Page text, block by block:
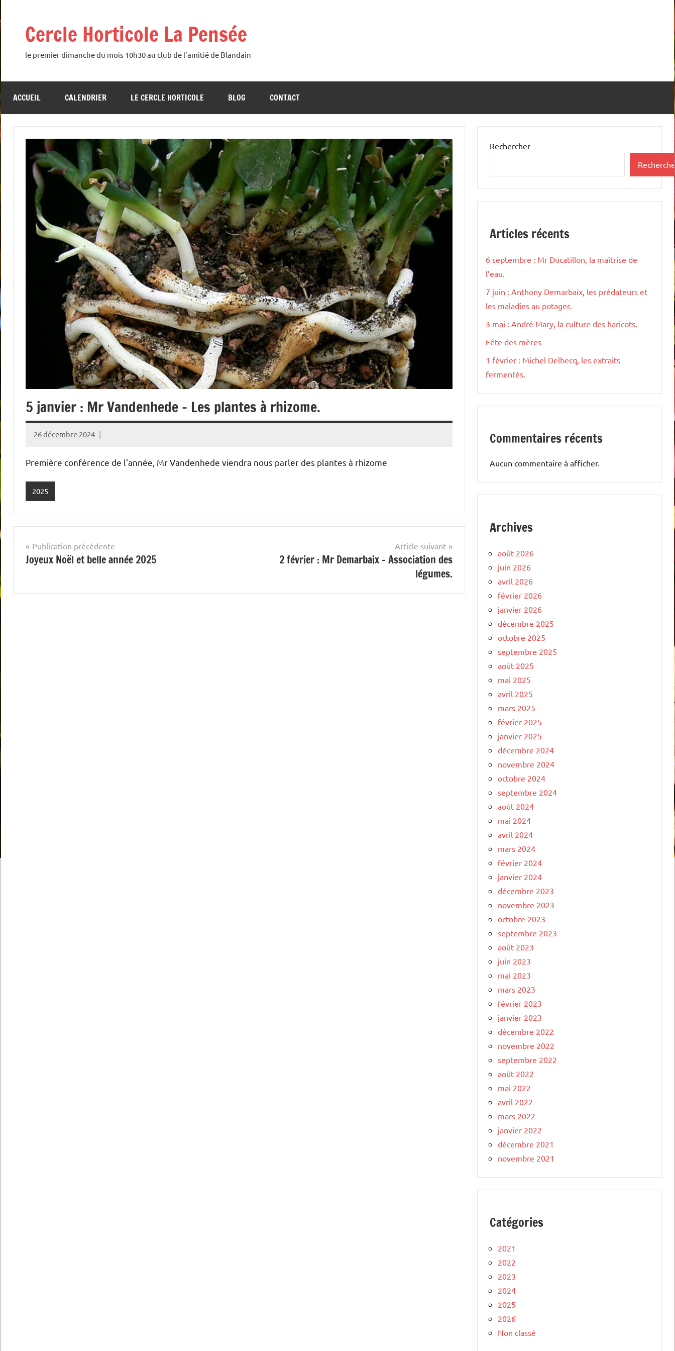
au
contenuCercle Horticole La Pensée
le premier dimanche du mois 10h30 au club de l'amitié de Blandain
ACCUEIL CALENDRIER LE CERCLE HORTICOLE BLOG CONTACT
5 janvier : Mr Vandenhede – Les plantes à rhizome.
26 décembre 2024
Alain
Première conférence de l’année, Mr Vandenhede viendra nous parler des plantes à rhizome
2025
Navigation
de
Publication précédente
Joyeux Noël et belle année 2025
Article suivant
2 février : Mr Demarbaix – Association des
légumes.
Rechercher
Articles récents
6 septembre : Mr Ducatillon, la maîtrise de
l’eau.
7 juin : Anthony Demarbaix, les prédateurs et
les maladies au potager.
3 mai : André Mary, la culture des haricots.
Fête des mères
1 février : Michel Delbecq, les extraits
fermentés.
Commentaires récents
Aucun commentaire à afficher.
Archives
août 2026
juin 2026
avril 2026
février 2026
janvier 2026
décembre 2025
octobre 2025
septembre 2025
août 2025
mai 2025
avril 2025
mars 2025
février 2025
janvier 2025
décembre 2024
novembre 2024
octobre 2024
septembre 2024
août 2024
mai 2024
avril 2024
mars 2024
février 2024
janvier 2024
décembre 2023
novembre 2023
octobre 2023
septembre 2023
août 2023
juin 2023
mai 2023
mars 2023
février 2023
janvier 2023
décembre 2022
novembre 2022
septembre 2022
août 2022
mai 2022
avril 2022
mars 2022
janvier 2022
décembre 2021
novembre 2021
Catégories
2021
2022
2023
2024
2025
2026
Non classé